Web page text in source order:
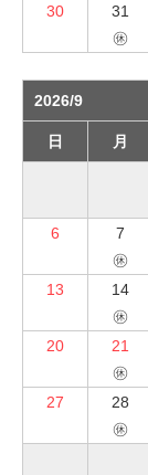
30
31
㊡
2026/9
日 月
6
7
㊡
13
14
㊡
20
21
㊡
27
28
㊡